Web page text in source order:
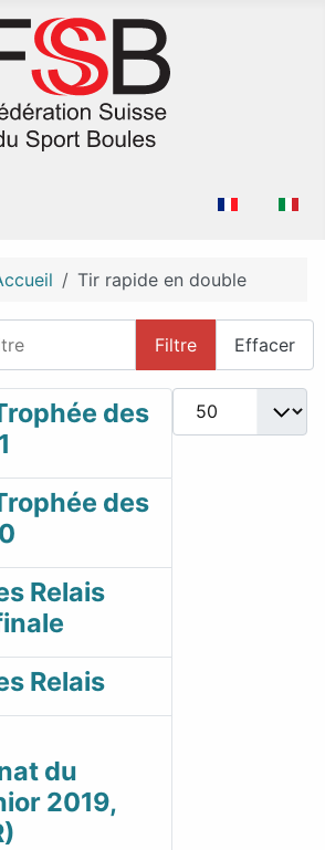
Sélectionnez
Tir rapide en double
Filtre Effacer
Afficher #
des
des
Relais
Relais
du
2019,